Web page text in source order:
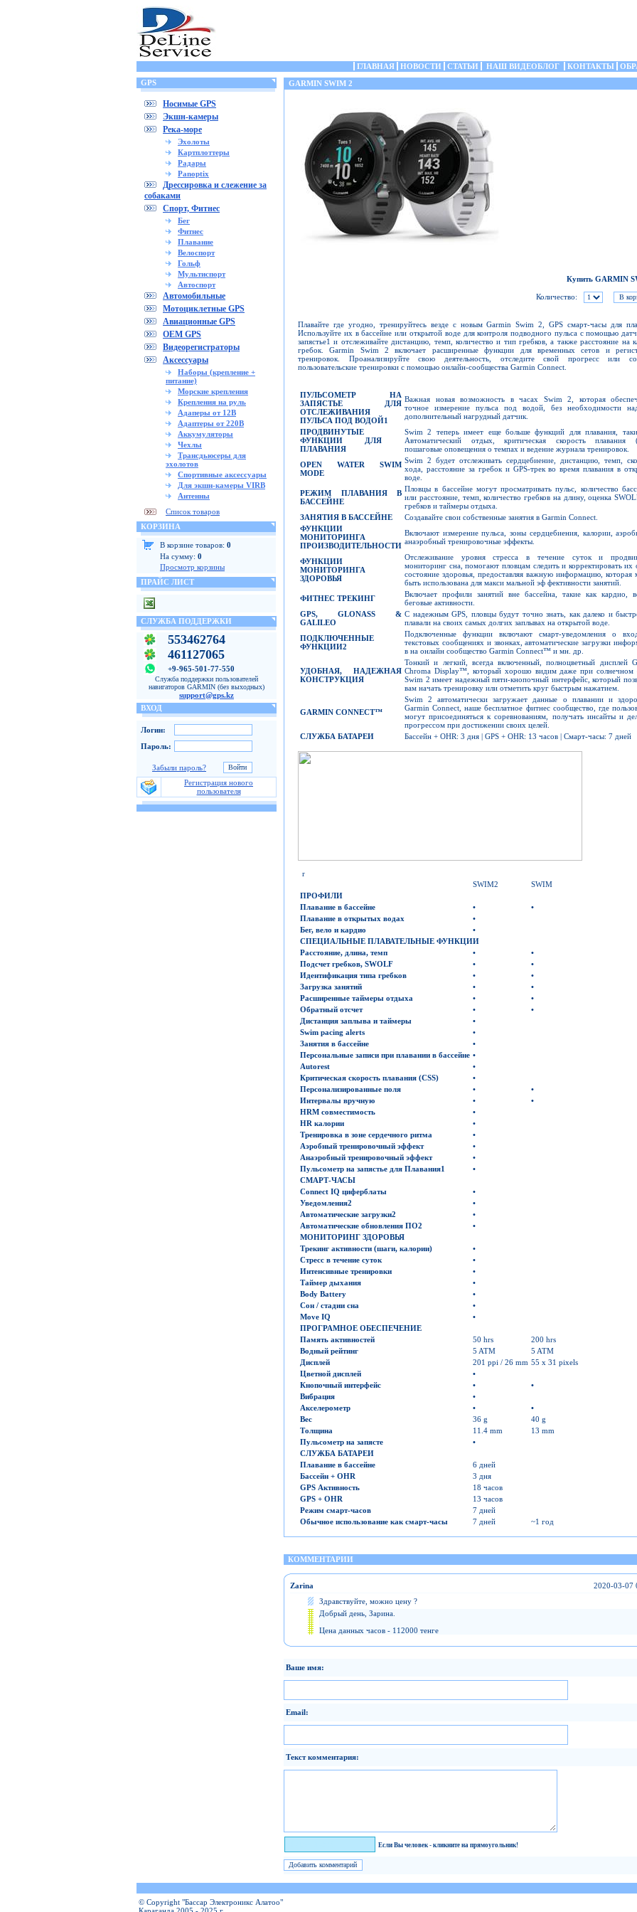
ГЛАВНАЯ НОВОСТИ СТАТЬИ НАШ ВИДЕОБЛОГ КОНТАКТЫ
GPS
Носимые GPS
Экшн-камеры
Река-море
Эхолоты
Картплоттеры
Радары
Panoptix
Дрессировка и слежение за
собаками
Спорт, Фитнес
Бег
Фитнес
Плавание
Велоспорт
Гольф
Мультиспорт
Автоспорт
Автомобильные
Мотоциклетные GPS
Авиационные GPS
OEM GPS
Видеорегистраторы
Аксессуары
Наборы (крепление +
питание)
Морские крепления
Крепления на руль
Адаперы от 12В
Адаптеры от 220В
Аккумуляторы
Чехлы
Трансдьюсеры для
эхолотов
Спортивные аксессуары
Для экшн-камеры VIRB
Антенны
Список товаров
КОРЗИНА
В корзине товаров: 0
На сумму: 0
Просмотр корзины
ПРАЙС ЛИСТ
СЛУЖБА ПОДДЕРЖКИ
553462764
461127065
+9-965-501-77-550
Служба поддержки пользователей
навигаторов GARMIN (без выходных)
support@gps.kz
ВХОД
Логин:
Пароль:
Забыли пароль?
Регистрация нового
пользователя
GARMIN SWIM 2
Купить GARMIN
Количество:
Плавайте где угодно, тренируйтесь везде с новым Garmin Swim 2, GPS смарт-часы для
Используйте их в бассейне или открытой воде для контроля подводного пульса с помощью
запястье1 и отслеживайте дистанцию, темп, количество и тип гребков, а также расстояние на
гребок. Garmin Swim 2 включает расширенные функции для временных сетов и
тренировок. Проанализируйте свою деятельность, отследите свой прогресс или
пользовательские тренировки с помощью онлайн-сообщества Garmin Connect.
ПУЛЬСОМЕТР НА
ЗАПЯСТЬЕ ДЛЯ
ОТСЛЕЖИВАНИЯ
ПУЛЬСА ПОД ВОДОЙ1
Важная новая возможность в часах Swim 2, которая
точное измерение пульса под водой, без необходимости
дополнительный нагрудный датчик.
ПРОДВИНУТЫЕ
ФУНКЦИИ ДЛЯ
ПЛАВАНИЯ
Swim 2 теперь имеет еще больше функций для плавания,
Автоматический отдых, критическая скорость плавания
пошаговые оповещения о темпах и ведение журнала тренировок.
OPEN WATER SWIM
MODE
Swim 2 будет отслеживать сердцебиение, дистанцию, темп,
хода, расстояние за гребок и GPS-трек во время плавания в
воде.
РЕЖИМ ПЛАВАНИЯ В
БАССЕЙНЕ
Пловцы в бассейне могут просматривать пульс, количество
или расстояние, темп, количество гребков на длину, оценка
гребков и таймеры отдыха.
ЗАНЯТИЯ В БАССЕЙНЕ
Создавайте свои собственные занятия в Garmin Connect.
ФУНКЦИИ
МОНИТОРИНГА
ПРОИЗВОДИТЕЛЬНОСТИ
Включают измерение пульса, зоны сердцебиения, калории,
анаэробный тренировочные эффекты.
ФУНКЦИИ
МОНИТОРИНГА
ЗДОРОВЬЯ
Отслеживание уровня стресса в течение суток и
мониторинг сна, помогают пловцам следить и корректировать их
состояние здоровья, предоставляя важную информацию, которая
быть использована для макси мальной эф фективности занятий.
ФИТНЕС ТРЕКИНГ
Включает профили занятий вне бассейна, такие как кардио,
беговые активности.
GPS, GLONASS &
GALILEO
С надежным GPS, пловцы будут точно знать, как далеко и
плавали на своих самых долгих заплывах на открытой воде.
ПОДКЛЮЧЕННЫЕ
ФУНКЦИИ2
Подключенные функции включают смарт-уведомления о
текстовых сообщениях и звонках, автоматические загрузки
в на онлайн сообщество Garmin Connect™ и мн. др.
УДОБНАЯ, НАДЕЖНАЯ
КОНСТРУКЦИЯ
Тонкий и легкий, всегда включенный, полноцветный дисплей
Chroma Display™, который хорошо видим даже при солнечном
Swim 2 имеет надежный пяти-кнопочный интерфейс, который
вам начать тренировку или отметить круг быстрым нажатием.
GARMIN CONNECT™
Swim 2 автоматически загружает данные о плавании и
Garmin Connect, наше бесплатное фитнес сообщество, где
могут присоединяться к соревнованиям, получать инсайты и
прогрессом при достижении своих целей.
СЛУЖБА БАТАРЕИ Бассейн + OHR: 3 дня | GPS + OHR: 13 часов | Смарт-часы: 7 дней
r
SWIM2
SWIM
ПРОФИЛИ
Плавание в бассейне
•
•
Плавание в открытых водах
•
Бег, вело и кардио
•
СПЕЦИАЛЬНЫЕ ПЛАВАТЕЛЬНЫЕ ФУНКЦИИ
Расстояние, длина, темп •
•
Подсчетгребков, SWOLF •
•
Идентификация типа гребков
•
•
Загрузка занятий
•
•
Расширенные таймеры отдыха
•
•
Обратный отсчет
•
•
Дистанция заплыва и таймеры
•
Swim pacing alerts
•
Занятия в бассейне
•
Персональные записи при плавании в бассейне •
Autorest
•
Критическая скорость плавания (CSS)
•
Персонализированные поля
•
•
Интервалы вручную
•
•
HRM совместимость
•
HR калории
•
Тренировка в зоне сердечного ритма
•
Аэробный тренировочный эффект
•
Анаэробный тренировочный эффект
•
Пульсометр на запястье для Плавания1
•
СМАРТ-ЧАСЫ
Connect IQ циферблаты
•
Уведомления2
•
Автоматические загрузки2
•
Автоматические обновления ПО2
•
МОНИТОРИНГ ЗДОРОВЬЯ
Трекинг активности (шаги, калории)
•
Стресс в течение суток
•
Интенсивные тренировки
•
Таймер дыхания
•
Body Battery
•
Сон / стадии сна
•
Move IQ
•
ПРОГРАМНОЕ ОБЕСПЕЧЕНИЕ
Память активностей
50 hrs
200 hrs
Водный рейтинг
5 ATM
5 ATM
Дисплей
201 ppi / 26 mm 55 x 31 pixels
Цветной дисплей
•
Кнопочный интерфейс
•
•
Вибрация
•
Акселерометр
•
•
Вес
36 g
40 g
Толщина
11.4 mm
13 mm
Пульсометр на запясте
•
СЛУЖБА БАТАРЕИ
Плавание в бассейне
6 дней
Бассейн + OHR
3 дня
GPS Активность
18 часов
GPS + OHR
13 часов
Режим смарт-часов
7 дней
Обычное использование как смарт-часы 7 дней ~1 год
КОММЕНТАРИИ
Zarina
2020-03-07
Здравствуйте, можно цену ?
Добрый день, Зарина.
Цена данных часов - 112000 тенге
Ваше имя:
Email:
Текст комментария:
Если Вы человек - кликните на прямоугольник!
© Copyright "Бассар Электроникс Алатоо"